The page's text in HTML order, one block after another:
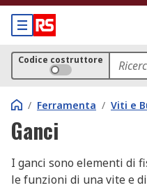
Codice costruttore
/ Ferramenta / Viti e
Ganci
I ganci sono elementi di
le funzioni di una vite e